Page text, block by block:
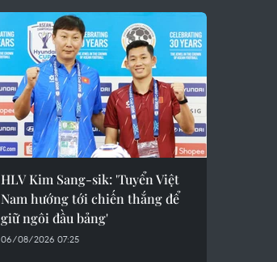
HLV Kim Sang-sik: 'Tuyển Việt
Nam hướng tới chiến thắng để
giữ ngôi đầu bảng'
06/08/2026 07:25